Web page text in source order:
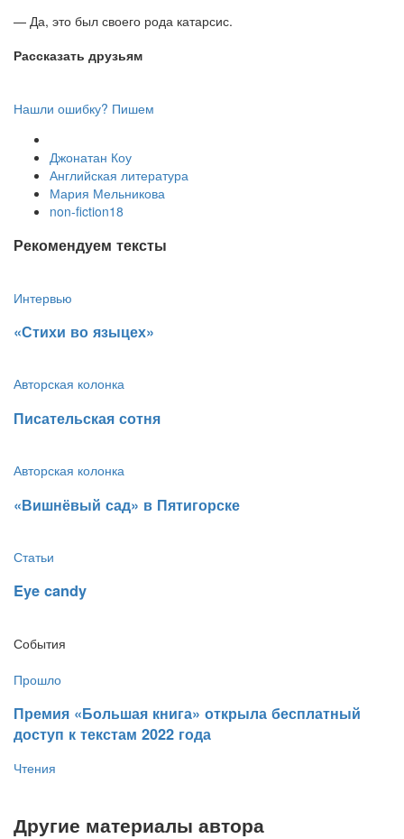
— Да, это был своего рода катарсис.
Рассказать друзьям
Нашли ошибку? Пишем
Джонатан Коу
Английская литература
Мария Мельникова
non-fiction18
Рекомендуем тексты
Интервью
​«Стихи во языцех»
Авторская колонка
​Писательская сотня
Авторская колонка
​«Вишнёвый сад» в Пятигорске
Статьи
​Eye candy
События
Прошло
​Премия «Большая книга» открыла бесплатный
доступ к текстам 2022 года
Чтения
Другие материалы автора